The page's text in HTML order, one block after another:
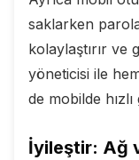
saklarken
kolaylaştırır ve
yöneticisi ile
de mobilde
İyileştir: Ağ